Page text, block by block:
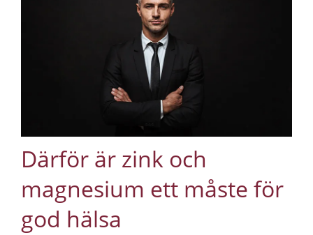
Därför är zink och
magnesium ett måste för
god hälsa